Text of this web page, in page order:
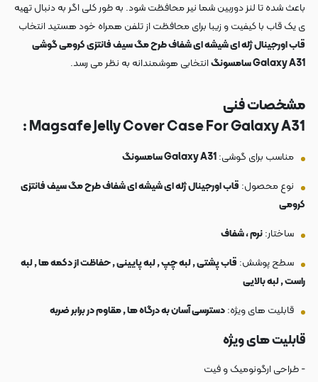
باعث شده تا لنز دوربین شما نیر محافظت شود. به طور کلی اگر به دنبال تهیه
ی یک قاب با کیفیت و زیبا برای محافظت از تلفن همراه خود هستید انتخاب
قاب اورجینال ژله ای شیشه ای شفاف طرح مگ سیف فانتزی کرومی گوشی
Galaxy A31 سامسونگ
انتخابی هوشمندانه به نظر می رسد.
مشخصات فنی
Magsafe Jelly Cover Case For Galaxy A31 :
مناسب برای گوشی:Galaxy A31 سامسونگ
نوع محصول: قاب اورجینال ژله ای شیشه ای شفاف طرح مگ سیف فانتزی
کرومی
ساختار:نرم ، شفاف
سطح پوشش: قاب پشتی , لبه چپ , لبه پایینی , حفاظت از دکمه ها , لبه
راست , لبه بالایی
قابلیت های ویژه:دسترسی آسان به درگاه ها , مقاوم در برابر ضربه
قابلیت های ویژه
- طراحی ارگونومیک و فیت